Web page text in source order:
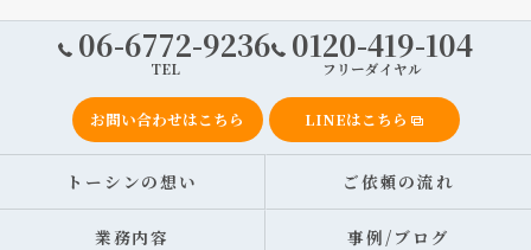
06-6772-9236
TEL
0120-419-104
フリーダイヤル
お問い合わせはこちら LINEはこちら
トーシンの想い ご依頼の流れ
業務内容 事例/ブログ